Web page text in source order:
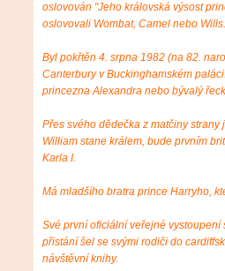
oslovován "Jeho královská výsost
oslovovali Wombat, Camel nebo Wills.
Byl pokřtěn 4. srpna 1982 (na 82.
Canterbury v Buckinghamském
princezna Alexandra nebo bývalý
Přes svého dědečka z matčiny
William stane králem, bude prvním
Karla I.
Má mladšího bratra prince Harryho,
Své první oficiální veřejné
přistání šel se svými rodiči do
návštěvní knihy.